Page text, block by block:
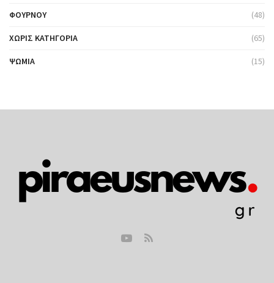
ΦΟΎΡΝΟΥ (48)
ΧΩΡΊΣ ΚΑΤΗΓΟΡΊΑ (65)
ΨΩΜΙΆ (15)